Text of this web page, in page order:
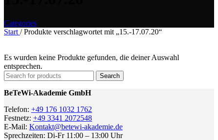
Categories
Start / Produkte verschlagwortet mit „15.-17.07.20“
Es wurden keine Produkte gefunden, die deiner Auswahl
entsprechen.
Search
BeTeWi-Akademie GmbH
Telefon: +49 176 1032 1762
Festnetz: +49 3341 2072548
E-Mail: Kontakt@betewi-akademie.de
Sprechzeiten: Di-Fr 11:00 – 13:00 Uhr